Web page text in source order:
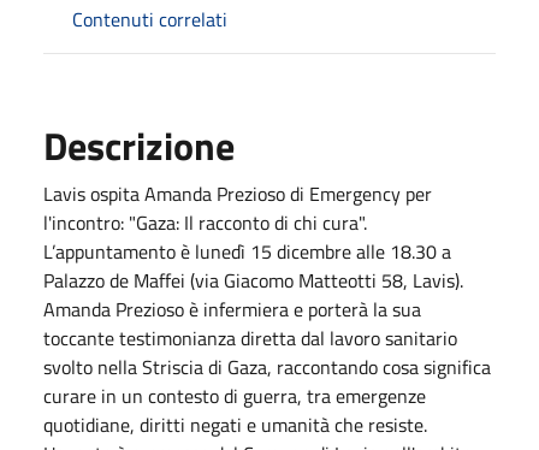
Contenuti correlati
Descrizione
Lavis ospita Amanda Prezioso di Emergency per
l'incontro: "Gaza: Il racconto di chi cura".
L’appuntamento è lunedì 15 dicembre alle 18.30 a
Palazzo de Maffei (via Giacomo Matteotti 58, Lavis).
Amanda Prezioso è infermiera e porterà la sua
toccante testimonianza diretta dal lavoro sanitario
svolto nella Striscia di Gaza, raccontando cosa significa
curare in un contesto di guerra, tra emergenze
quotidiane, diritti negati e umanità che resiste.